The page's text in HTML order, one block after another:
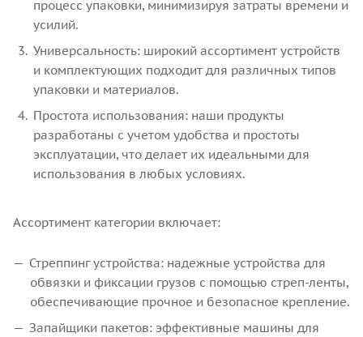
процесс упаковки, минимизируя затраты времени и
усилий.
Универсальность: широкий ассортимент устройств
и комплектующих подходит для различных типов
упаковки и материалов.
Простота использования: наши продукты
разработаны с учетом удобства и простоты
эксплуатации, что делает их идеальными для
использования в любых условиях.
Ассортимент категории включает:
Стреппинг устройства: надежные устройства для
обвязки и фиксации грузов с помощью стреп-ленты,
обеспечивающие прочное и безопасное крепление.
Запайщики пакетов: эффективные машины для